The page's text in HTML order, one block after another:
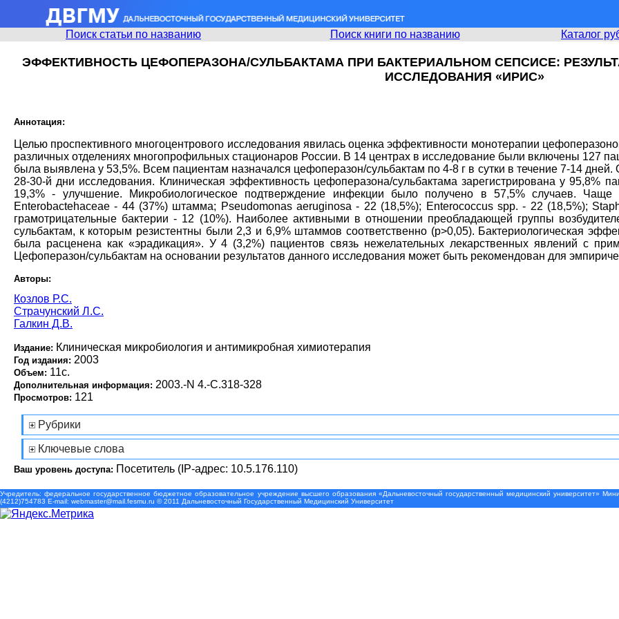
Поиск статьи по названию Поиск книги по названию Каталог
ЭФФЕКТИВНОСТЬ ЦЕФОПЕРАЗОНА/СУЛЬБАКТАМА ПРИ БАКТЕРИАЛЬНОМ СЕПСИСЕ:
ИССЛЕДОВАНИЯ «ИРИС»
Аннотация:
Целью проспективного многоцентрового исследования явилась оценка эффективности монотерапии
различных отделениях многопрофильных стационаров России. В 14 центрах в исследование были включены 127
была выявлена у 53,5%. Всем пациентам назначался цефоперазон/сульбактам по 4-8 г в сутки в течение 7-14
28-30-й дни исследования. Клиническая эффективность цефоперазона/сульбактама зарегистрирована у 95,8%
19,3% - улучшение. Микробиологическое подтверждение инфекции было получено в 57,5% случаев. Чаще
Enterobactehaceae - 44 (37%) штамма; Pseudomonas aeruginosa - 22 (18,5%); Enterococcus spp. - 22 (18,5%);
грамотрицательные бактерии - 12 (10%). Наиболее активными в отношении преобладающей группы
сульбактам, к которым резистентны были 2,3 и 6,9% штаммов соответственно (р>0,05). Бактериологическая
была расценена как «эрадикация». У 4 (3,2%) пациентов связь нежелательных лекарственных явлений с
Цефоперазон/сульбактам на основании результатов данного исследования может быть рекомендован для
Авторы:
Козлов Р.С.
Страчунский Л.С.
Галкин Д.В.
Издание: Клиническая микробиология и антимикробная химиотерапия
Год издания: 2003
Объем: 11с.
Дополнительная информация: 2003.-N 4.-С.318-328
Просмотров: 121
Рубрики
Ключевые слова
Ваш уровень доступа: Посетитель (IP-адрес: 10.5.176.110)
Учредитель: федеральное государственное бюджетное образовательное учреждение высшего образования «Дальневосточный государственный медицинский университет»
(4212)754783 Е-mail: webmaster@mail.fesmu.ru © 2011 Дальневосточный Государственный Медицинский Университет